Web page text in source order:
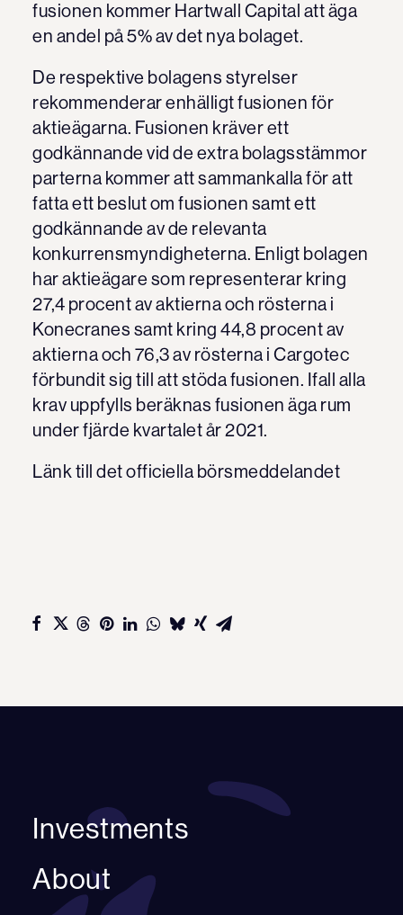
fusionen kommer Hartwall Capital att äga
en andel på 5% av det nya bolaget.
De respektive bolagens styrelser
rekommenderar enhälligt fusionen för
aktieägarna. Fusionen kräver ett
godkännande vid de extra bolagsstämmor
parterna kommer att sammankalla för att
fatta ett beslut om fusionen samt ett
godkännande av de relevanta
konkurrensmyndigheterna. Enligt bolagen
har aktieägare som representerar kring
27,4 procent av aktierna och rösterna i
Konecranes samt kring 44,8 procent av
aktierna och 76,3 av rösterna i Cargotec
förbundit sig till att stöda fusionen. Ifall alla
krav uppfylls beräknas fusionen äga rum
under fjärde kvartalet år 2021.
Länk till det officiella börsmeddelandet
Investments
About